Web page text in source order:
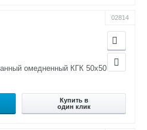
02814
омедненный КГК 50х50
Купить в
один клик